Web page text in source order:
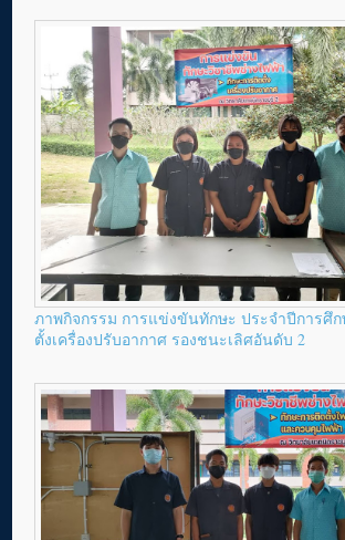
ภาพกิจกรรม การแข่งขันทักษะ ประจำปีการศึก
ตั้งเครื่องปรับอากาศ รองชนะเลิศอันดับ 2